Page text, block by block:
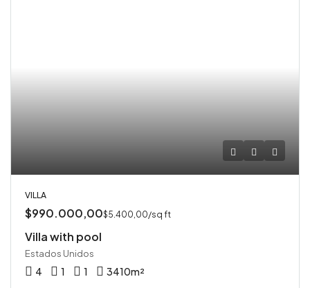
VILLA
$990.000,00$5.400,00/sq ft
Villa with pool
Estados Unidos
4 1 1 3410m²